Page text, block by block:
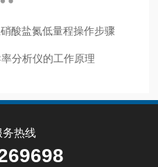
酸盐氮低量程操作步骤
分析仪的工作原理
务热线